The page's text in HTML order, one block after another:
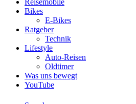
Reisemobile
Bikes
E-Bikes
Ratgeber
Technik
Lifestyle
Auto-Reisen
Oldtimer
Was uns bewegt
YouTube